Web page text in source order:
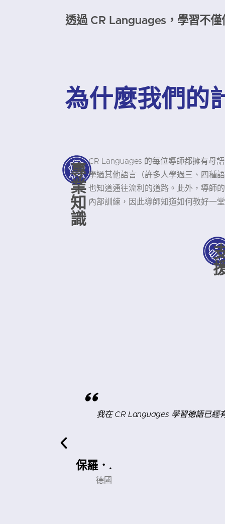
透過 CR Languages，學習不
為什麼我們的
專
業
知
識
CR Languages 的每位導師都擁有母
學過其他語言（許多人學過三、四種
也知道通往流利的道路。此外，導師
內部訓練，因此導師知道如何教好一
我在 CR Languages 學習德語已經有一段時間了，感覺非